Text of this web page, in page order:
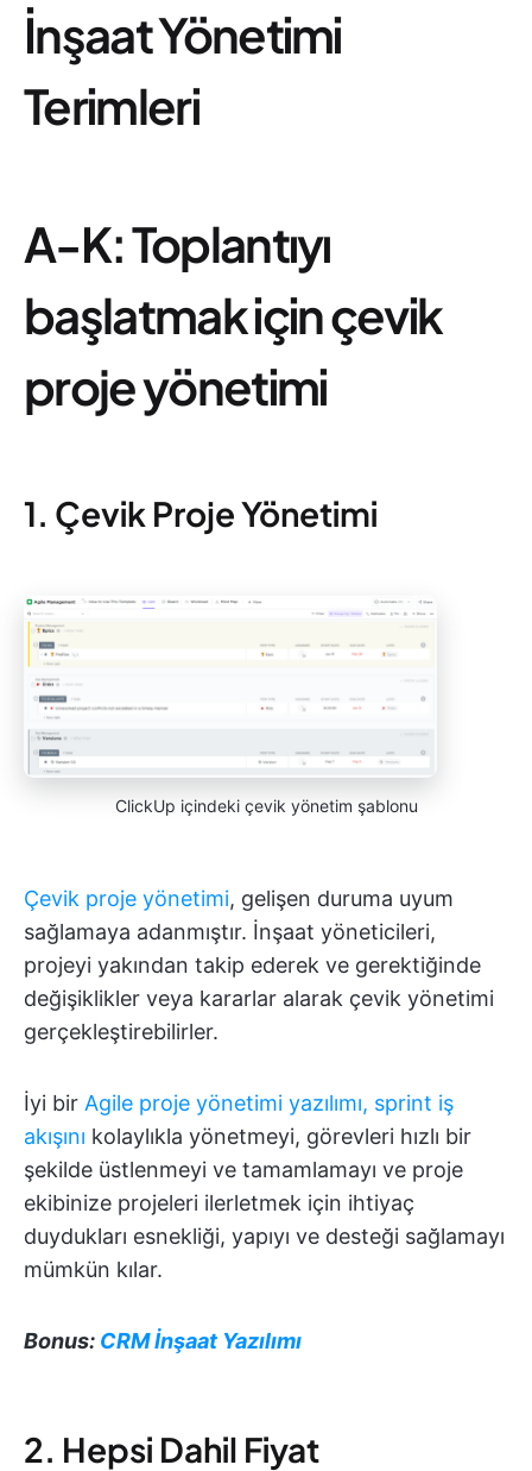
İnşaat Yönetimi
Terimleri
A-K: Toplantıyı
başlatmak için çevik
proje yönetimi
1. Çevik Proje Yönetimi
ClickUp içindeki çevik yönetim şablonu
Çevik proje yönetimi, gelişen duruma uyum
sağlamaya adanmıştır. İnşaat yöneticileri,
projeyi yakından takip ederek ve gerektiğinde
değişiklikler veya kararlar alarak çevik yönetimi
gerçekleştirebilirler.
İyi bir Agile proje yönetimi yazılımı, sprint iş
akışını kolaylıkla yönetmeyi, görevleri hızlı bir
şekilde üstlenmeyi ve tamamlamayı ve proje
ekibinize projeleri ilerletmek için ihtiyaç
duydukları esnekliği, yapıyı ve desteği sağlamayı
mümkün kılar.
Bonus: CRM İnşaat Yazılımı
2. Hepsi Dahil Fiyat